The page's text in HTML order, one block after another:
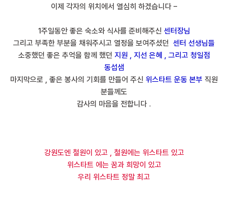
이제 각자의 위치에서 열심히 하겠습니다 –
1주일동안 좋은 숙소와 식사를 준비해주신 센터장님
그리고 부족한 부분을 채워주시고 열정을 보여주셨던 센터 선생님들
소중했던 좋은 추억을 함께 했던 지원 , 지선 은혜 , 그리고 청일점
동섭샘
마지막으로 , 좋은 봉사의 기회를 만들어 주신 위스타트 운동 본부 직원
분들께도
감사의 마음을 전합니다 .
강원도엔 철원이 있고 , 철원에는 위스타트 있고
위스타트 에는 꿈과 희망이 있고
우리 위스타트 정말 최고